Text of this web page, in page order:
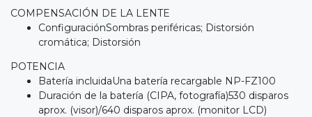
COMPENSACIÓN DE LA LENTE
ConfiguraciónSombras periféricas; Distorsión
cromática; Distorsión
POTENCIA
Batería incluidaUna batería recargable NP-FZ100
Duración de la batería (CIPA, fotografía)530 disparos
aprox. (visor)/640 disparos aprox. (monitor LCD)